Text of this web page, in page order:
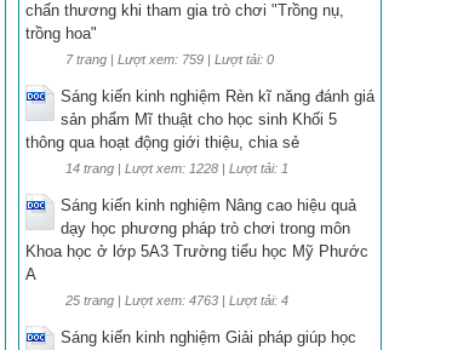
chấn thương khi tham gia trò chơi "Trồng nụ,
trồng hoa"
7 trang | Lượt xem: 759 | Lượt tải: 0
Sáng kiến kinh nghiệm Rèn kĩ năng đánh giá
sản phẩm Mĩ thuật cho học sinh Khối 5
thông qua hoạt động giới thiệu, chia sẻ
14 trang | Lượt xem: 1228 | Lượt tải: 1
Sáng kiến kinh nghiệm Nâng cao hiệu quả
dạy học phương pháp trò chơi trong môn
Khoa học ở lớp 5A3 Trường tiểu học Mỹ Phước
A
25 trang | Lượt xem: 4763 | Lượt tải: 4
Sáng kiến kinh nghiệm Giải pháp giúp học